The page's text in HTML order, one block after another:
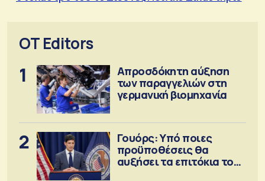
OT Editors
1
Απροσδόκητη αύξηση
των παραγγελιών στη
γερμανική βιομηχανία
2
Γουόρς: Υπό ποιες
προϋποθέσεις θα
αυξήσει τα επιτόκια τον